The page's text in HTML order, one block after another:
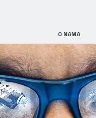
O NAMA